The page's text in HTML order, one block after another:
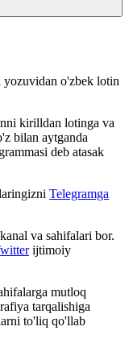
o'zbek lotin
kirilldan lotinga va
bilan aytganda
deb atasak
Telegramga
va sahifalari bor.
ijtimoiy
mutloq
tarqalishiga
to'liq qo'llab